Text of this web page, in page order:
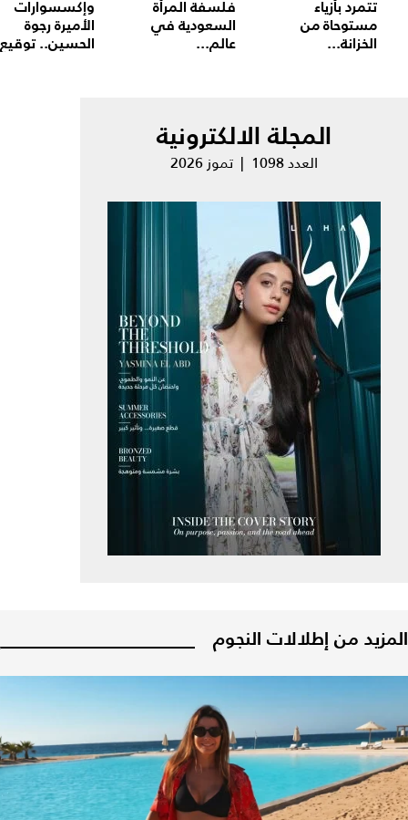
تتمرد بأزياء
مستوحاة من
الخزانة...
فلسفة المرأة
السعودية في
عالم...
وإكسسوارات
الأميرة رجوة
الحسين..
المجلة الالكترونية
العدد 1098 | تموز 2026
المزيد من إطلالات النجوم